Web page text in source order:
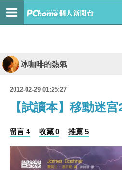
冰咖啡的熱氣
2012-02-29 01:25:27
【試讀本】移動迷宮
留言 4 收藏 0 推薦 5